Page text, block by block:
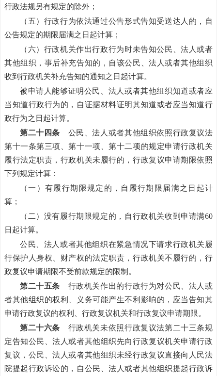
行政法规另有规定的除外；
（五）行政行为依法通过公告形式告知受送达人的，自
公告规定的期限届满之日起计算；
（六）行政机关作出行政行为时未告知公民、法人或者
其他组织，事后补充告知的，自该公民、法人或者其他组织
收到行政机关补充告知的通知之日起计算。
被申请人能够证明公民、法人或者其他组织知道或者应
当知道行政行为的，自证据材料证明其知道或者应当知道行
政行为之日起计算。
第二十四条 公民、法人或者其他组织依照行政复议法
第十一条第三项、第十一项、第十二项的规定申请行政机关
履行法定职责，行政机关未履行的，行政复议申请期限依照
下列规定计算：
（一）有履行期限规定的，自履行期限届满之日起计
算；
（二）没有履行期限规定的，自行政机关收到申请满60
日起计算。
公民、法人或者其他组织在紧急情况下请求行政机关履
行保护人身权、财产权的法定职责，行政机关不履行的，行
政复议申请期限不受前款规定的限制。
第二十五条 行政机关作出的行政行为对公民、法人或
者其他组织的权利、义务可能产生不利影响的，应当告知其
申请行政复议的权利、行政复议机关和行政复议申请期限。
第二十六条 行政机关未依照行政复议法第二十三条规
定告知公民、法人或者其他组织先向行政复议机关申请行政
复议，公民、法人或者其他组织未经行政复议直接向人民法
院提起行政诉讼的，自公民、法人或者其他组织提起行政诉